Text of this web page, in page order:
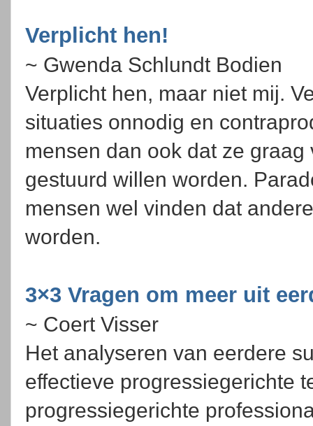
Verplicht hen!
~ Gwenda Schlundt Bodien
Verplicht hen, maar niet mij.
situaties onnodig en
mensen dan ook dat ze
gestuurd willen worden.
mensen wel vinden dat
worden.
3×3 Vragen om meer uit
~ Coert Visser
Het analyseren van eerdere
effectieve progressiegerichte
progressiegerichte